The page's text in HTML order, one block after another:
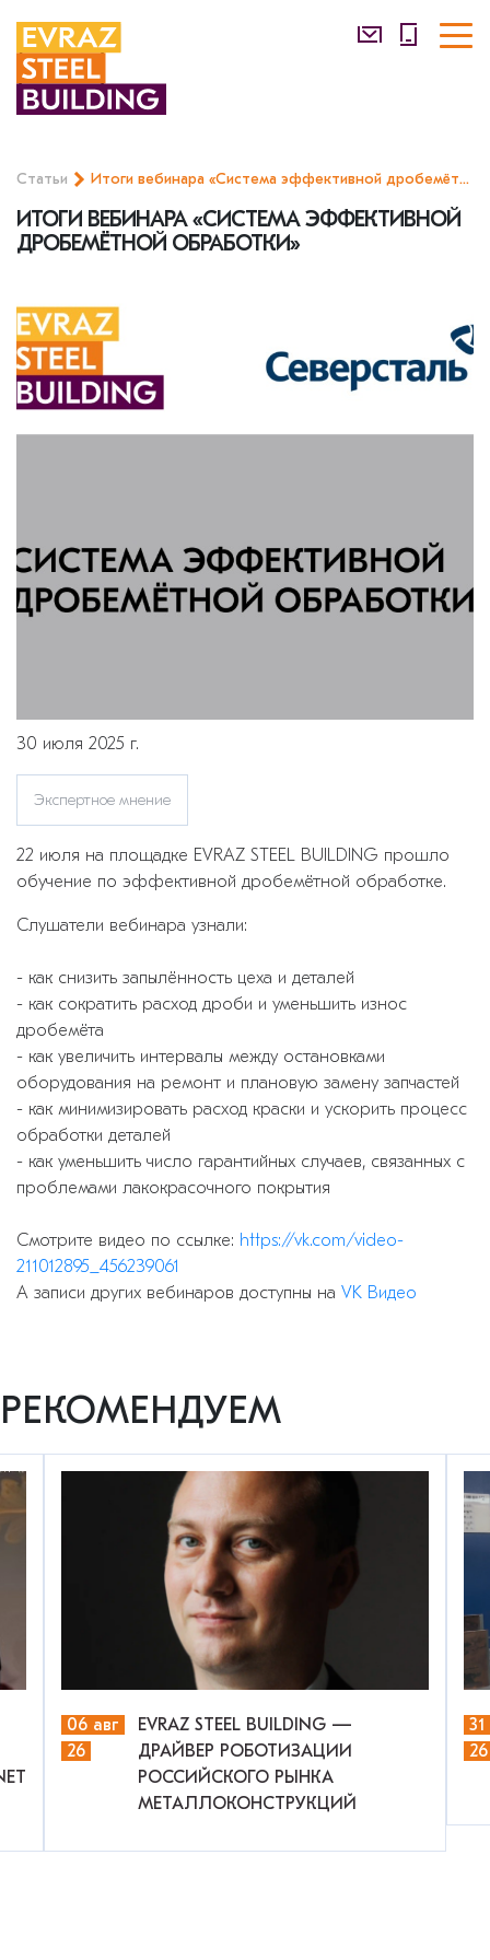
Статьи Итоги вебинара «Система эффективной дробемётной обработки»
ИТОГИ ВЕБИНАРА «СИСТЕМА ЭФФЕКТИВНОЙ
ДРОБЕМЁТНОЙ ОБРАБОТКИ»
30 июля 2025 г.
Экспертное мнение
22 июля на площадке EVRAZ STEEL BUILDING прошло
обучение по эффективной дробемётной обработке.
Слушатели вебинара узнали:
- как снизить запылённость цеха и деталей
- как сократить расход дроби и уменьшить износ
дробемёта
- как увеличить интервалы между остановками
оборудования на ремонт и плановую замену запчастей
- как минимизировать расход краски и ускорить процесс
обработки деталей
- как уменьшить число гарантийных случаев, связанных с
проблемами лакокрасочного покрытия
Смотрите видео по ссылке: https://vk.com/video-
211012895_456239061
А записи других вебинаров доступны на VK Видео
РЕКОМЕНДУЕМ
06 авг
26
EVRAZ STEEL BUILDING —
ДРАЙВЕР РОБОТИЗАЦИИ
РОССИЙСКОГО РЫНКА
МЕТАЛЛОКОНСТРУКЦИЙ
26